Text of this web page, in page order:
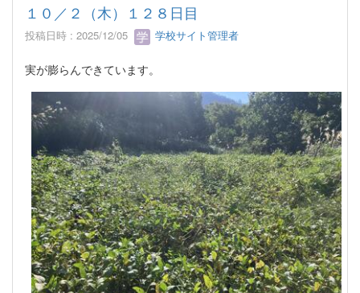
１０／２（木）１２８日目
投稿日時 : 2025/12/05 学校サイト管理者
実が膨らんできています。